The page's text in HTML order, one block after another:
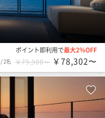
ポイント即利用で最大2％OFF
/2名 ￥79,900〜 ￥78,302〜